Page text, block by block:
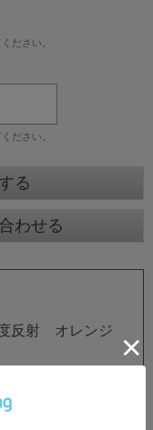
ださい。
ださい。
る
わせる
反射 オレンジ
ロイ